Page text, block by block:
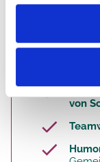
und eine
Das macht dich
von